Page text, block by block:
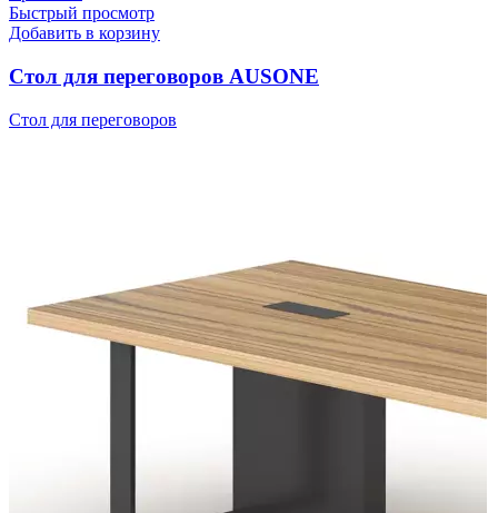
Быстрый просмотр
Добавить в корзину
Стол для переговоров AUSONE
Стол для переговоров